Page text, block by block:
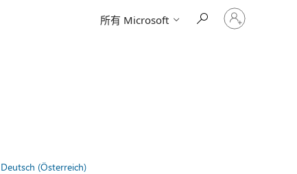
所有 Microsoft
登
入
Deutsch (Österreich)